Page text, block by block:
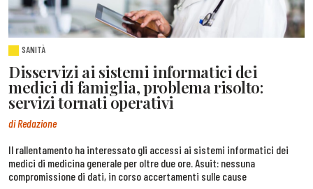
SANITÀ
Disservizi ai sistemi informatici dei
medici di famiglia, problema risolto:
servizi tornati operativi
di Redazione
Il rallentamento ha interessato gli accessi ai sistemi informatici dei
medici di medicina generale per oltre due ore. Asuit: nessuna
compromissione di dati, in corso accertamenti sulle cause